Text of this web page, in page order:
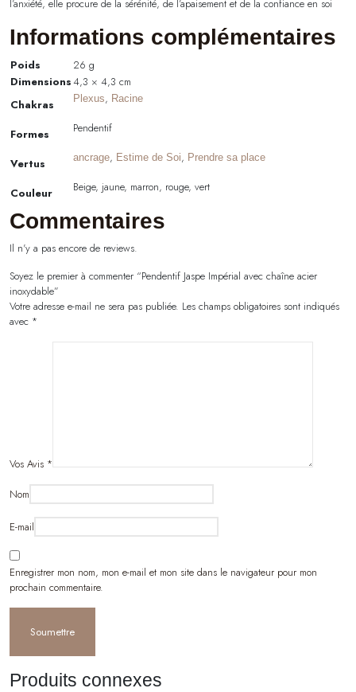
l’anxiété, elle procure de la sérénité, de l’apaisement et de la confiance en soi
Informations complémentaires
Poids
26 g
Dimensions4,3 × 4,3 cm
Chakras
Plexus, Racine
Formes Pendentif
Vertus ancrage, Estime de Soi, Prendre sa place
Couleur Beige, jaune, marron, rouge, vert
Commentaires
Il n'y a pas encore de reviews.
Soyez le premier à commenter “Pendentif Jaspe Impérial avec chaîne acier
inoxydable”
Votre adresse e-mail ne sera pas publiée. Les champs obligatoires sont indiqués
avec *
Vos Avis *
Nom
E-mail
Enregistrer mon nom, mon e-mail et mon site dans le navigateur pour mon
prochain commentaire.
Produits connexes